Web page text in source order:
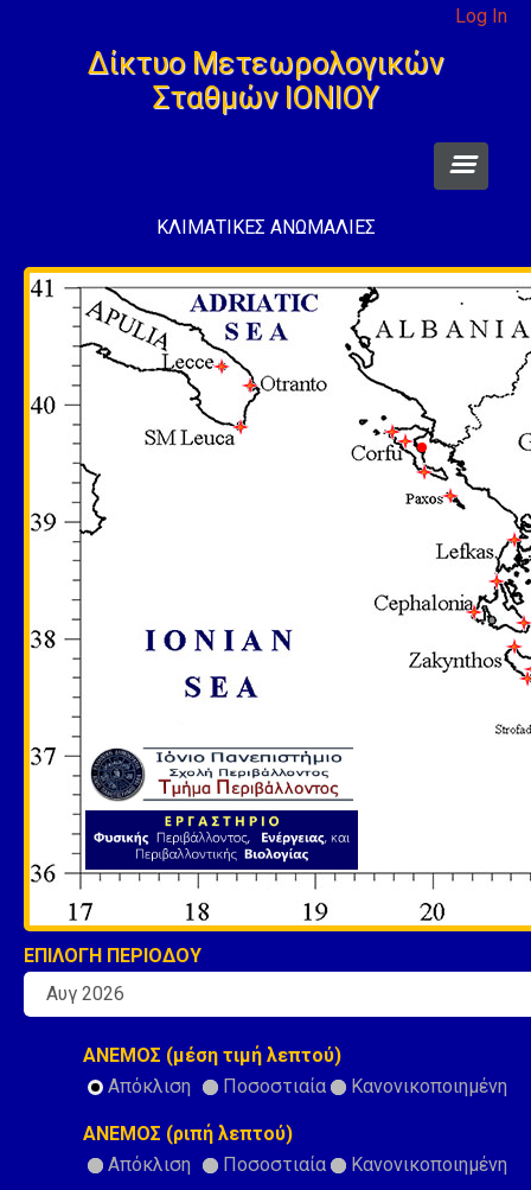
Log In
Δίκτυο Μετεωρολογικών
Σταθμών ΙΟΝΙΟΥ
ΣΥΝΘΗΚΕΣ ΤΩΡΑ
Link ΠΡΟΓΝΩΣΗΣ
ΚΛΙΜΑΤΙΚΟ ΑΡΧΕΙΟ
ΑΡΘΡΑ - Ενημέρωση
ΚΛΙΜΑΤΙΚΕΣ ΑΝΩΜΑΛΙΕΣ
ΕΠΙΛΟΓΗ ΠΕΡΙΟΔΟΥ
ΑΝΕΜΟΣ (μέση τιμή λεπτού)
Απόκλιση
Ποσοστιαία Κανονικοποιημένη
ΑΝΕΜΟΣ (ριπή λεπτού)
Απόκλιση
Ποσοστιαία Κανονικοποιημένη